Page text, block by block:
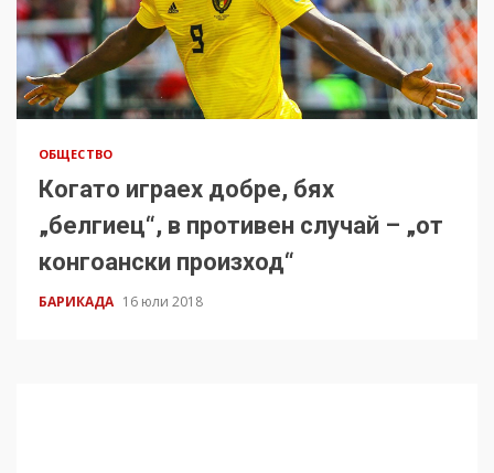
ОБЩЕСТВО
Когато играех добре, бях
„белгиец“, в противен случай – „от
конгоански произход“
БАРИКАДА 16 юли 2018